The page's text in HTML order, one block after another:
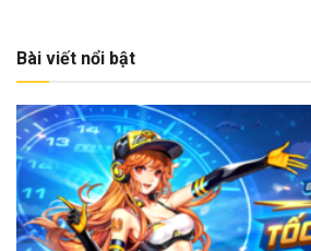
Bài viết nổi bật